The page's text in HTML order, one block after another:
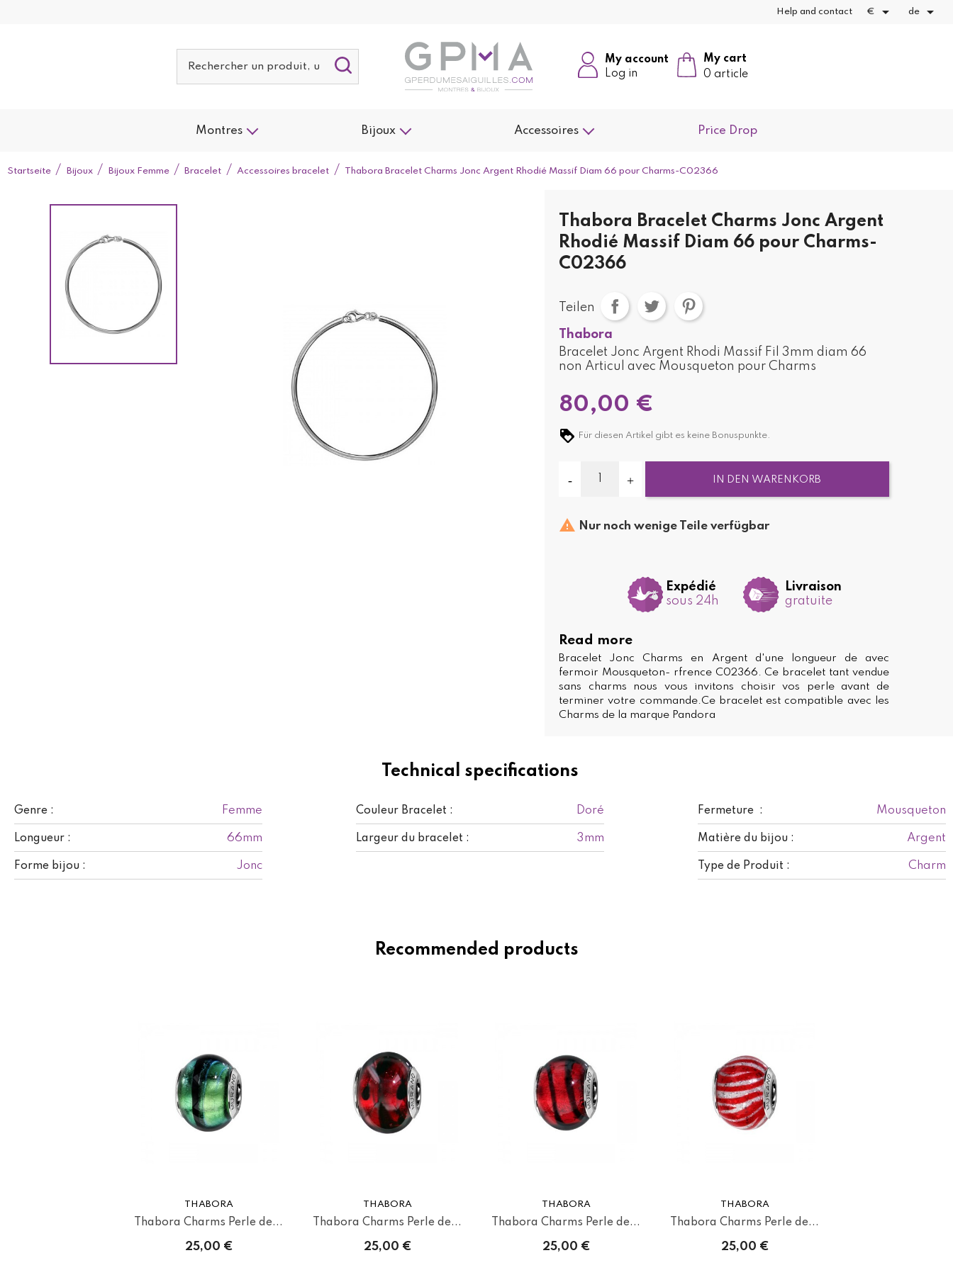
Help and contact €  de 
My cart
0 article
My account
Log in
Montres Bijoux Accessoires Price Drop
Startseite Bijoux Bijoux Femme Bracelet Accessoires bracelet Thabora Bracelet Charms Jonc Argent Rhodié Massif Diam 66 pour Charms-C02366
Technical specifications
Genre : Femme Couleur Bracelet : Doré Fermeture : Mousqueton
Longueur : 66mm Largeur du bracelet : 3mm Matière du bijou : Argent
Forme bijou : Jonc Type de Produit : Charm
Thabora Bracelet Charms Jonc Argent
Rhodié Massif Diam 66 pour Charms-
C02366
Teilen
Thabora
Bracelet Jonc Argent Rhodi Massif Fil 3mm diam 66
non Articul avec Mousqueton pour Charms
80,00 €
Für diesen Artikel gibt es keine Bonuspunkte.
IN DEN WARENKORB
 Nur noch wenige Teile verfügbar
Expédié
sous 24h
Livraison
gratuite
Read more
Bracelet Jonc Charms en Argent d'une longueur de avec
fermoir Mousqueton- rfrence C02366. Ce bracelet tant vendue
sans charms nous vous invitons choisir vos perle avant de
terminer votre commande.Ce bracelet est compatible avec les
Charms de la marque Pandora
Recommended products
THABORA
Thabora Charms Perle de...
25,00 €
THABORA
Thabora Charms Perle de...
25,00 €
THABORA
Thabora Charms Perle de...
25,00 €
THABORA
Thabora Charms Perle de...
25,00 €